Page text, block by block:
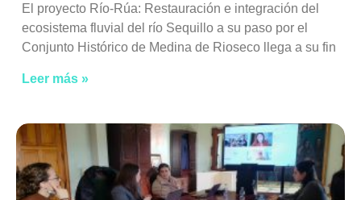
El proyecto Río-Rúa: Restauración e integración del
ecosistema fluvial del río Sequillo a su paso por el
Conjunto Histórico de Medina de Rioseco llega a su fin
Leer más »